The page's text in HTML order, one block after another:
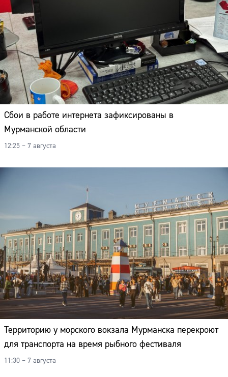
Сбои в работе интернета зафиксированы в
Мурманской области
12:25 – 7 августа
Территорию у морского вокзала Мурманска перекроют
для транспорта на время рыбного фестиваля
11:30 – 7 августа